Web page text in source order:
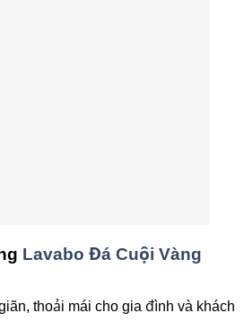
Lavabo Đá Cuội Vàng
thoải mái cho gia đình và khách